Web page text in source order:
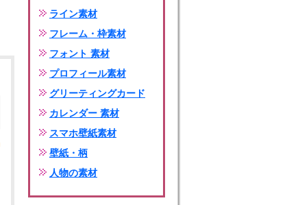
ライン素材
フレーム・枠素材
フォント 素材
プロフィール素材
グリーティングカード
カレンダー 素材
スマホ壁紙素材
壁紙・柄
人物の素材